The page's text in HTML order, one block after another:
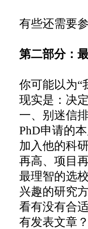
有些还需要
第二部分：
你可能以为“
现实是：决
一、别迷信
PhD申请的
加入他的科
再高、项目
最理智的选
兴趣的研究
看有没有合
有发表文章